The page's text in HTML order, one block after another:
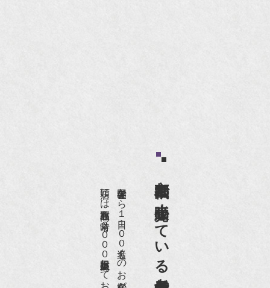
京都祇園で小売販売している
店頭には買取商品を常時２０００点以上展示販売しており、